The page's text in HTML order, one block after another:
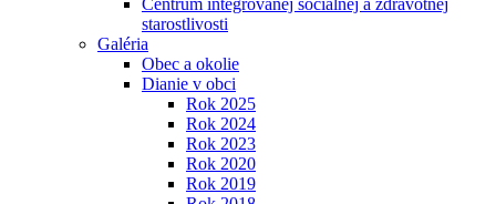
Centrum integrovanej sociálnej a zdravotnej
starostlivosti
Galéria
Obec a okolie
Dianie v obci
Rok 2025
Rok 2024
Rok 2023
Rok 2020
Rok 2019